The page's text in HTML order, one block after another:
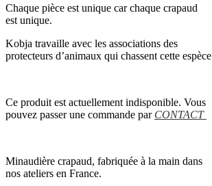
Chaque pièce est unique car chaque crapaud
est unique.
Kobja travaille avec les associations des
protecteurs d’animaux qui chassent cette espèce
Ce produit est actuellement indisponible. Vous
pouvez passer une commande par CONTACT
Minaudière crapaud, fabriquée à la main dans
nos ateliers en France.